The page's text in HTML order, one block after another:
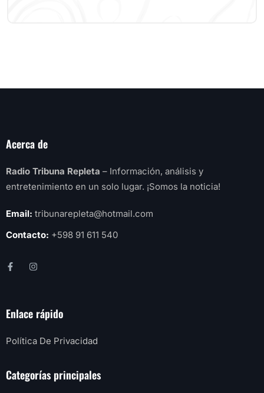
Acerca de
Radio Tribuna Repleta – Información, análisis y
entretenimiento en un solo lugar. ¡Somos la noticia!
Email: tribunarepleta@hotmail.com
Contacto: +598 91 611 540
Enlace rápido
Política De Privacidad
Categorías principales